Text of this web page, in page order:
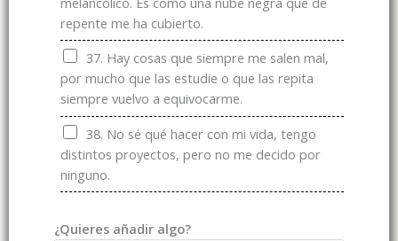
repente me ha cubierto.
37. Hay cosas que siempre me salen mal,
por mucho que las estudie o que las repita
siempre vuelvo a equivocarme.
38. No sé qué hacer con mi vida, tengo
distintos proyectos, pero no me decido por
ninguno.
¿Quieres añadir algo?